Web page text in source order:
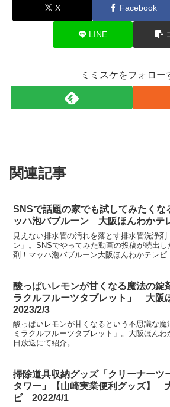
X Facebook
LINE
ミミスケをフォロー
関連記事
SNSで話題の家でも試してみたくな
ッハ泡バブルーン 大阪ほんわか
見えない排水管の汚れを落とす排水管洗浄剤
ン」。SNSでやってみた動画の投稿が続出
剤！マッハ泡バブルーン大阪ほんわかテレ
酸っぱいレモンが甘くなる魔法の錠
ラクルフルーツタブレット」 大阪
2023/2/3
酸っぱいレモンが甘くなるという不思議な
ミラクルフルーツタブレット」。大阪ほん
日放送にて紹介。
掃除道具収納グッズ「クリーナーツ
タワー」【山崎実業便利グッズ】
ビ 2022/4/1